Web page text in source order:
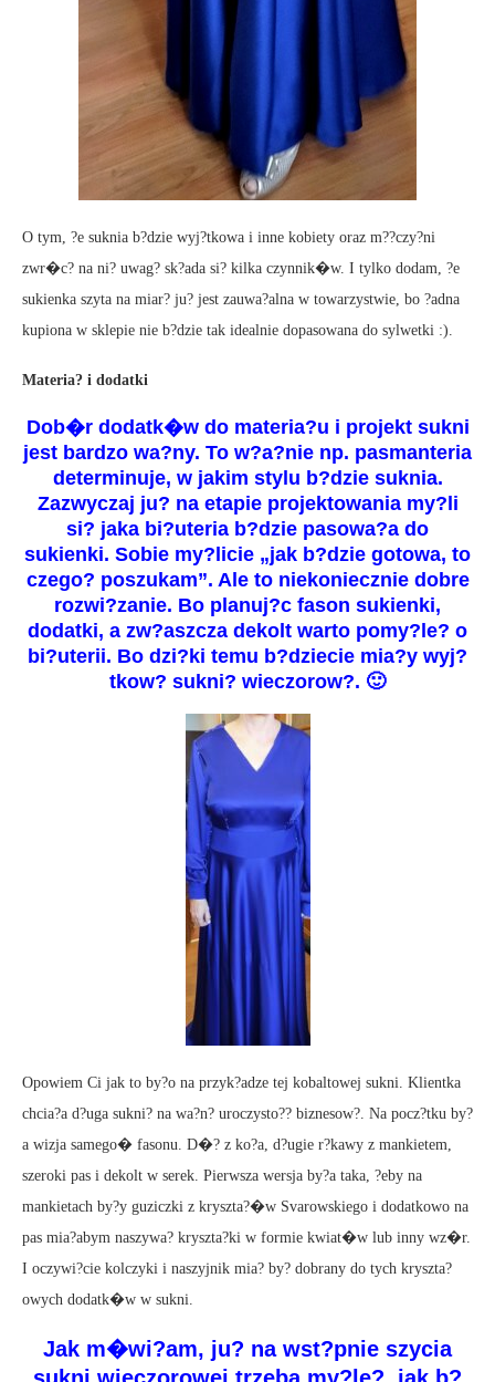
O tym, ?e suknia b?dzie wyj?tkowa i inne kobiety oraz m??czy?ni
zwr�c? na ni? uwag? sk?ada si? kilka czynnik�w. I tylko dodam, ?e
sukienka szyta na miar? ju? jest zauwa?alna w towarzystwie, bo ?adna
kupiona w sklepie nie b?dzie tak idealnie dopasowana do sylwetki :).
Materia? i dodatki
Dob�r dodatk�w do materia?u i projekt sukni
jest bardzo wa?ny. To w?a?nie np. pasmanteria
determinuje, w jakim stylu b?dzie suknia.
Zazwyczaj ju? na etapie projektowania my?li
si? jaka bi?uteria b?dzie pasowa?a do
sukienki. Sobie my?licie „jak b?dzie gotowa, to
czego? poszukam”. Ale to niekoniecznie dobre
rozwi?zanie. Bo planuj?c fason sukienki,
dodatki, a zw?aszcza dekolt warto pomy?le? o
bi?uterii. Bo dzi?ki temu b?dziecie mia?y wyj?
tkow? sukni? wieczorow?. 🙂
Opowiem Ci jak to by?o na przyk?adze tej kobaltowej sukni. Klientka
chcia?a d?uga sukni? na wa?n? uroczysto?? biznesow?. Na pocz?tku by?
a wizja samego� fasonu. D�? z ko?a, d?ugie r?kawy z mankietem,
szeroki pas i dekolt w serek. Pierwsza wersja by?a taka, ?eby na
mankietach by?y guziczki z kryszta?�w Svarowskiego i dodatkowo na
pas mia?abym naszywa? kryszta?ki w formie kwiat�w lub inny wz�r.
I oczywi?cie kolczyki i naszyjnik mia? by? dobrany do tych kryszta?
owych dodatk�w w sukni.
Jak m�wi?am, ju? na wst?pnie szycia